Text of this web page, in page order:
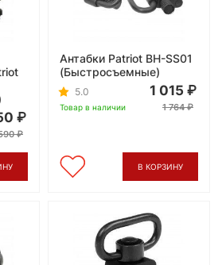
Антабки Patriot BH-SS01
(Быстросъемные)
5.0
Товар в наличии
1 015
1 764
В КОРЗИНУ